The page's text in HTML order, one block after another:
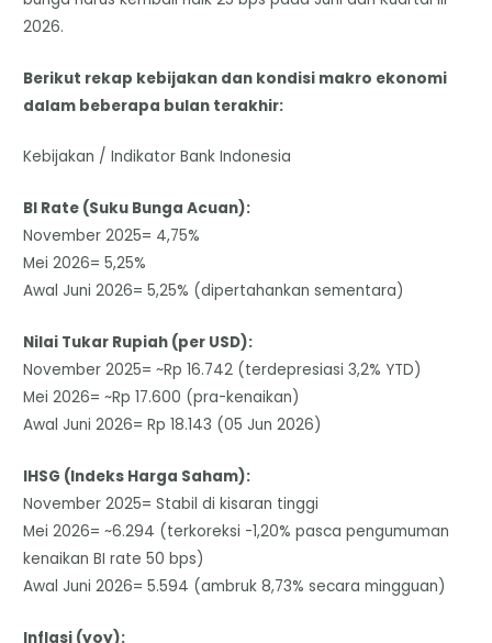
2026.
Berikut rekap kebijakan dan kondisi makro ekonomi
dalam beberapa bulan terakhir:
Kebijakan / Indikator Bank Indonesia
BI Rate (Suku Bunga Acuan):
November 2025= 4,75%
Mei 2026= 5,25%
Awal Juni 2026= 5,25% (dipertahankan sementara)
Nilai Tukar Rupiah (per USD):
November 2025= ~Rp 16.742 (terdepresiasi 3,2% YTD)
Mei 2026= ~Rp 17.600 (pra-kenaikan)
Awal Juni 2026= Rp 18.143 (05 Jun 2026)
IHSG (Indeks Harga Saham):
November 2025= Stabil di kisaran tinggi
Mei 2026= ~6.294 (terkoreksi -1,20% pasca pengumuman
kenaikan BI rate 50 bps)
Awal Juni 2026= 5.594 (ambruk 8,73% secara mingguan)
Inflasi (yoy):